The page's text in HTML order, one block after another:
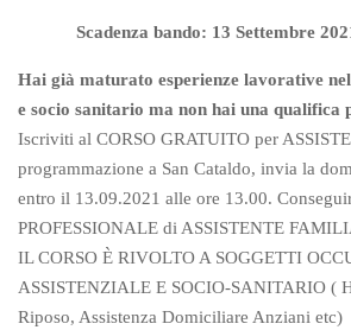
Scadenza bando: 13 Settembre
Hai già maturato esperienze lavorative
e socio sanitario ma non hai una qualifica
Iscriviti al CORSO GRATUITO per
programmazione a San Cataldo, invia la
entro il 13.09.2021 alle ore 13.00.
PROFESSIONALE di ASSISTENTE
IL CORSO È RIVOLTO A SOGGETTI
ASSISTENZIALE E SOCIO-SANITARIO (
Riposo, Assistenza Domiciliare Anziani etc)